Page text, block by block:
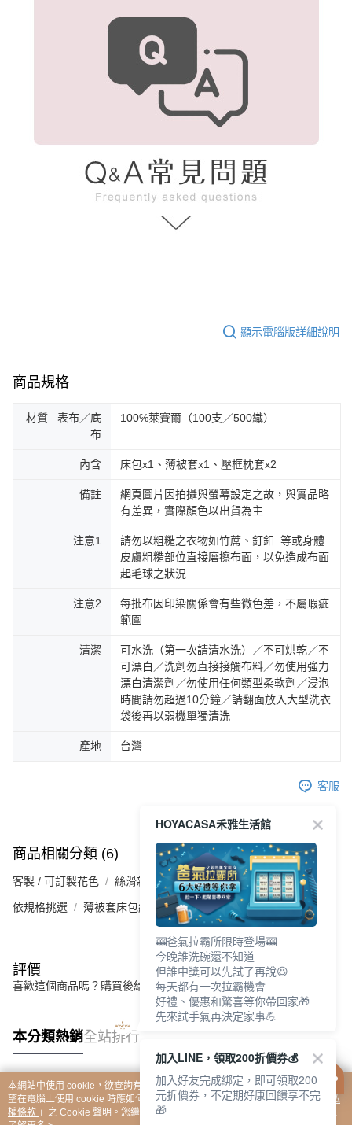
顯示電腦版詳細說明
商品規格
材質– 表布／底
布
100℅萊賽爾（100支／500織）
內含 床包x1、薄被套x1、壓框枕套x2
備註
網頁圖片因拍攝與螢幕設定之故，與實品略
有差異，實際顏色以出貨為主
注意1
請勿以粗糙之衣物如竹蓆、釘釦..等或身體
皮膚粗糙部位直接磨擦布面，以免造成布面
起毛球之狀況
注意2
每批布因印染關係會有些微色差，不屬瑕疵
範圍
清潔
可水洗（第一次請清水洗）／不可烘乾／不
可漂白／洗劑勿直接接觸布料／勿使用強力
漂白清潔劑／勿使用任何類型柔軟劑／浸泡
時間請勿超過10分鐘／請翻面放入大型洗衣
袋後再以弱機單獨清洗
產地 台灣
客服
商品相關分類 (6) 查看全部
客製 / 可訂製花色 絲滑親膚｜100℅萊賽爾天絲
依規格挑選 薄被套床包組
評價
喜歡這個商品嗎？購買後給他一個好評吧
本分類熱銷全站排行
熱門標籤
本網站中使用 cookie，欲查詢有關本網站使用 cookie 方式之詳情，及若您不希
望在電腦上使用 cookie 時應如何變更電腦的 cookie 設定，請參閱本網站「
隱私
權條款 」之 Cookie 聲明。您繼續使用本網站即表示您同意本公司得按本網站使
HOYACASA禾雅生活館
🎰爸氣拉霸所限時登場🎰
今晚誰洗碗還不知道
但誰中獎可以先試了再說😆
每天都有一次拉霸機會
好禮、優惠和驚喜等你帶回家🎁
先來試手氣再決定家事💪
加入LINE，領取200折價券💰
加入好友完成綁定，即可領取200
元折價券，不定期好康回饋享不完
🎁